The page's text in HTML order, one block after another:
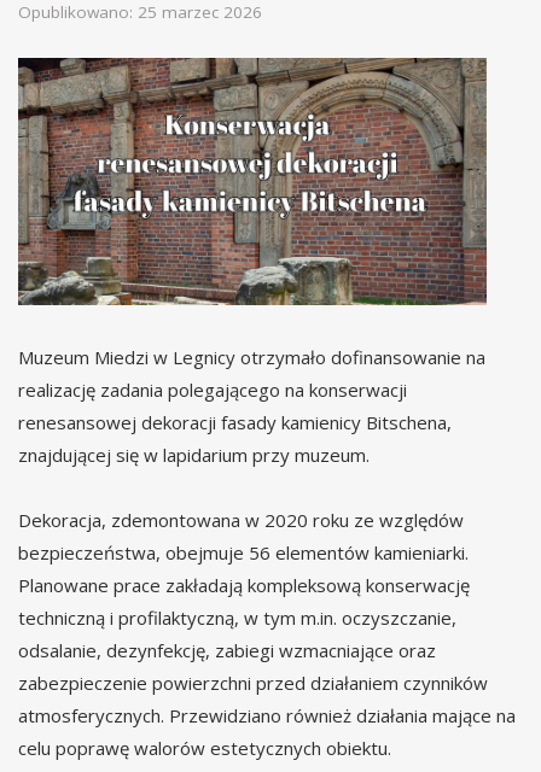
Opublikowano: 25 marzec 2026
Muzeum Miedzi w Legnicy otrzymało dofinansowanie na
realizację zadania polegającego na konserwacji
renesansowej dekoracji fasady kamienicy Bitschena,
znajdującej się w lapidarium przy muzeum.
Dekoracja, zdemontowana w 2020 roku ze względów
bezpieczeństwa, obejmuje 56 elementów kamieniarki.
Planowane prace zakładają kompleksową konserwację
techniczną i profilaktyczną, w tym m.in. oczyszczanie,
odsalanie, dezynfekcję, zabiegi wzmacniające oraz
zabezpieczenie powierzchni przed działaniem czynników
atmosferycznych. Przewidziano również działania mające na
celu poprawę walorów estetycznych obiektu.